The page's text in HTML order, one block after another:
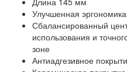
Улучшенная эргономика
Сбалансированный
использования и
зоне
Антиадгезивное